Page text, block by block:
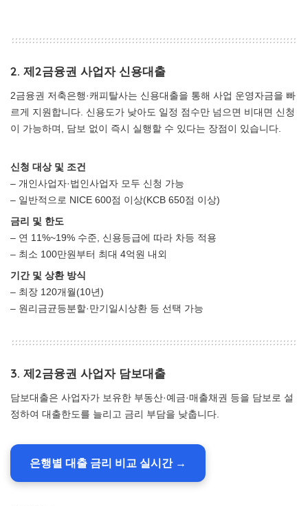
2. 제2금융권 사업자 신용대출
2금융권 저축은행·캐피탈사는 신용대출을 통해 사업 운영자금을 빠
르게 지원합니다. 신용도가 낮아도 일정 점수만 넘으면 비대면 신청
이 가능하며, 담보 없이 즉시 실행할 수 있다는 장점이 있습니다.
신청 대상 및 조건
– 개인사업자·법인사업자 모두 신청 가능
– 일반적으로 NICE 600점 이상(KCB 650점 이상)
금리 및 한도
– 연 11%~19% 수준, 신용등급에 따라 차등 적용
– 최소 100만원부터 최대 4억원 내외
기간 및 상환 방식
– 최장 120개월(10년)
– 원리금균등분할·만기일시상환 등 선택 가능
3. 제2금융권 사업자 담보대출
담보대출은 사업자가 보유한 부동산·예금·매출채권 등을 담보로 설
정하여 대출한도를 늘리고 금리 부담을 낮춥니다.
은행별 대출 금리 비교 실시간 →